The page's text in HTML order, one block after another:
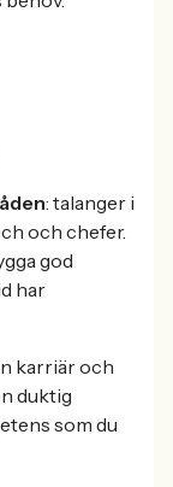
: talanger i
och chefer.
god
har
karriär och
duktig
som du